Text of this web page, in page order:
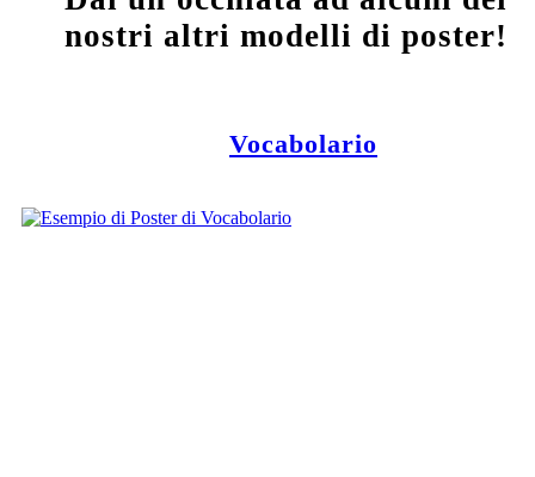
nostri altri modelli di poster!
Vocabolario